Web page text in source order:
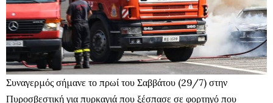
Συναγερμός σήμανε το πρωί του Σαββάτου (29/7) στην
Πυροσβεστική για πυρκαγιά που ξέσπασε σε φορτηγό που